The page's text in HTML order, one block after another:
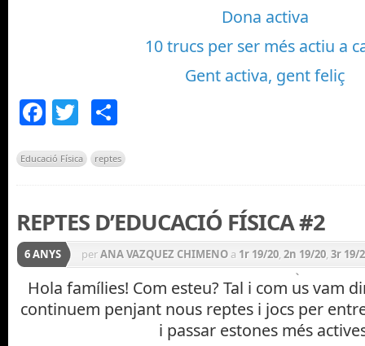
Dona activa
10 trucs per ser més actiu a
Gent activa, gent feliç
Facebook
Twitter
Educació Física reptes
REPTES D’EDUCACIÓ FÍSICA #2
6 ANYS perANA VAZQUEZ CHIMENO a 1r 19/20, 2n 19/20, 3r 19/
Alumnat CICLE INICIAL 19/20 CICLE MITJÀ 19/20
Educació Física, INFANTIL 19/20,P3 19/20, P4 19/20,P5
Hola famílies! Com esteu? Tal i com us vam
continuem penjant nous reptes i jocs per
i passar estones més